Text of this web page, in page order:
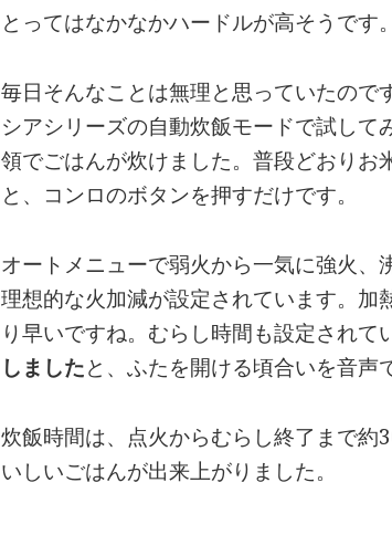
とってはなかなかハードルが高そうです。
毎日そんなことは無理と思っていたので
シアシリーズの自動炊飯モードで試し
領でごはんが炊けました。普段どおりお
と、コンロのボタンを押すだけです。
オートメニューで弱火から一気に強火、
理想的な火加減が設定されています。加
り早いですね。むらし時間も設定されて
しましたと、ふたを開ける頃合いを音声
炊飯時間は、点火からむらし終了まで約
いしいごはんが出来上がりました。